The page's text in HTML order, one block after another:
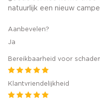
natuurlijk een nieuw
Aanbevelen?
Ja
Bereikbaarheid voor
Klantvriendelijkheid